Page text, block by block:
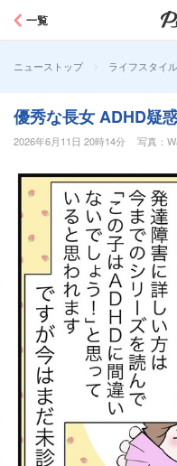
一覧
ニューストップ > ライフスタイ
優秀な長女 ADHD疑
2026年6月11日 20時14分
写真：